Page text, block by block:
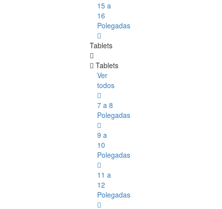
15 a
16
Polegadas
Tablets
Tablets
Ver
todos
7 a 8
Polegadas
9 a
10
Polegadas
11 a
12
Polegadas